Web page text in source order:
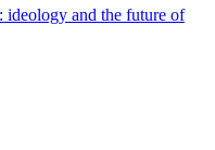
ideology and the future of